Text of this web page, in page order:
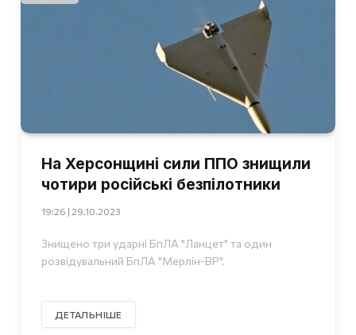
На Херсонщині сили ППО знищили
чотири російські безпілотники
19:26 | 29.10.2023
Знищено три ударні БпЛА "Ланцет" та один
розвідувальний БпЛА "Мерлін-ВР".
ДЕТАЛЬНІШЕ